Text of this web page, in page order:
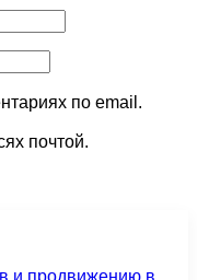
по email.
почтой.
и продвижению в